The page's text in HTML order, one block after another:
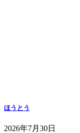
ほうとう
2026年7月30日